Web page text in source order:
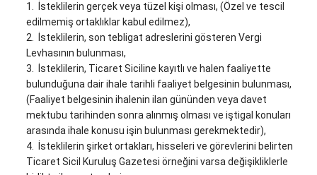
İsteklilerin gerçek veya tüzel kişi olması, (Özel ve tescil
edilmemiş ortaklıklar kabul edilmez),
İsteklilerin, son tebligat adreslerini gösteren Vergi
Levhasının bulunması,
İsteklilerin, Ticaret Siciline kayıtlı ve halen faaliyette
bulunduğuna dair ihale tarihli faaliyet belgesinin bulunması,
(Faaliyet belgesinin ihalenin ilan gününden veya davet
mektubu tarihinden sonra alınmış olması ve iştigal konuları
arasında ihale konusu işin bulunması gerekmektedir),
İsteklilerin şirket ortakları, hisseleri ve görevlerini belirten
Ticaret Sicil Kuruluş Gazetesi örneğini varsa değişikliklerle